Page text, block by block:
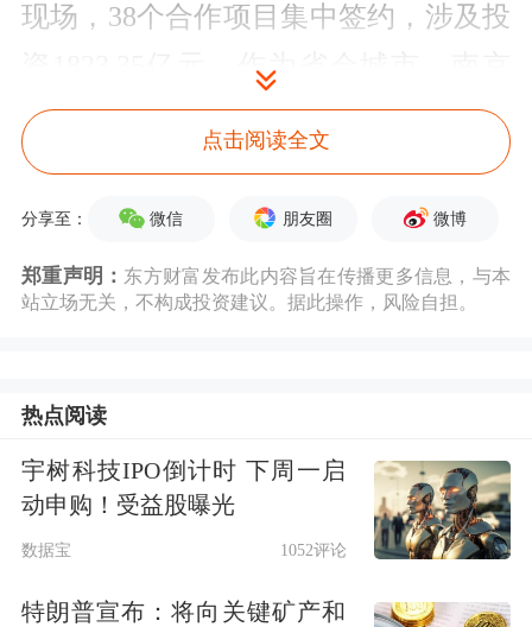
现场，38个合作项目集中签约，涉及投
资1823.35亿元。作为省会城市，南京
在活动现场签约项目7个，涉及投资
261.43亿元。值得一提的是，南京还专
门制定了“险资入宁”行动方案，推出建
机制、搭平台、拓路径、优服务等9条
举措。
西藏、辽宁、广东等地密集出台政策，
举办专项活动，通过搭建对接平台、优
化合作机制等方式力争险资投资。
例如，去年9月，山东省召开“险资入
点击阅读全文
分享至： 微信 朋友圈 微博
郑重声明： 东方财富发布此内容旨在传播更多信息，与本
站立场无关，不构成投资建议。据此操作，风险自担。
热点阅读
宇树科技IPO倒计时 下周一启
动申购！受益股曝光
数据宝 1052评论
特朗普宣布：将向关键矿产和